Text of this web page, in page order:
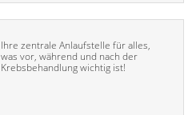
Ihre zentrale Anlaufstelle für alles,
was vor, während und nach der
Krebsbehandlung wichtig ist!